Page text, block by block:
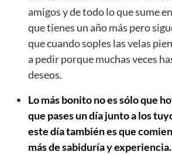
amigos y de todo lo que sume
que tienes un año más pero
que cuando soples las velas
a pedir porque muchas veces
deseos.
Lo más bonito no es sólo que
que pases un día junto a los
este día también es que
más de sabiduría y